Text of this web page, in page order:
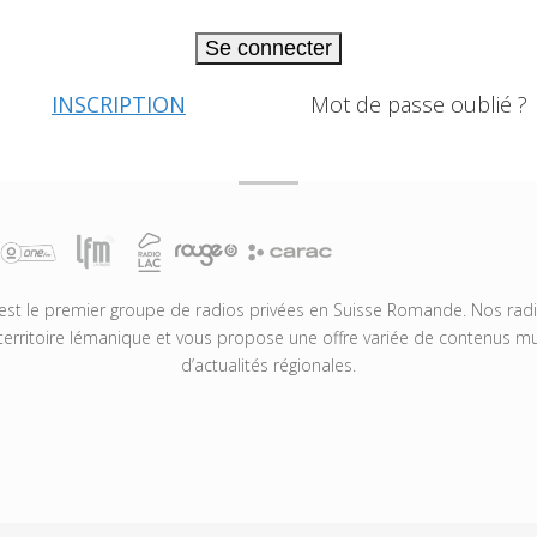
Se connecter
INSCRIPTION Mot de passe oublié ?
le premier groupe de radios privées en Suisse Romande. Nos
lémanique et vous propose une offre variée de contenus
d’actualités régionales.